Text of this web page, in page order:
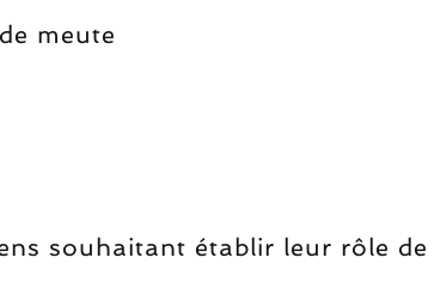
meute
souhaitant établir leur rôle de